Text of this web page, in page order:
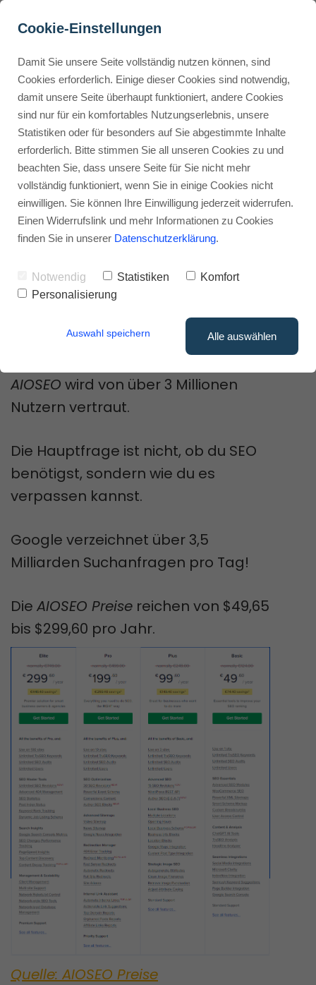
Buyer Personas erstellen
Landingpage optimieren
Internal Linking Tool
AIOSEO Preise, Erfahrung,
Übersicht, und Funktionen
(2025)
Werbehinweis: Links mit Sternchen (*) sind Affiliate-Links. Kaufst
du darüber ein, erhalte ich eine Provision – ohne Mehrkosten für
dich.
Stephan Ochmann
Hast du schon mal darüber
nachgedacht, deine
verbessern, ohne viel Geld
auszugeben?
AIOSEO wird von über 3 Millionen
Nutzern vertraut.
Die Hauptfrage ist nicht, ob du SEO
benötigst, sondern wie du es
verpassen kannst.
Google verzeichnet über 3,5
Milliarden Suchanfragen pro Tag!
Die AIOSEO Preise reichen von $49,65
bis $299,60 pro Jahr.
Quelle: AIOSEO Preise
Cookie-Einstellungen
Damit Sie unsere Seite vollständig nutzen können, sind
Cookies erforderlich. Einige dieser Cookies sind notwendig,
damit unsere Seite überhaupt funktioniert, andere Cookies
sind nur für ein komfortables Nutzungserlebnis, unsere
Statistiken oder für besonders auf Sie abgestimmte Inhalte
erforderlich. Bitte stimmen Sie all unseren Cookies zu und
beachten Sie, dass unsere Seite für Sie nicht mehr
vollständig funktioniert, wenn Sie in einige Cookies nicht
einwilligen. Sie können Ihre Einwilligung jederzeit widerrufen.
Einen Widerrufslink und mehr Informationen zu Cookies
finden Sie in unserer Datenschutzerklärung.
Notwendig Statistiken
Komfort
Personalisierung
Auswahl speichern Alle auswählen